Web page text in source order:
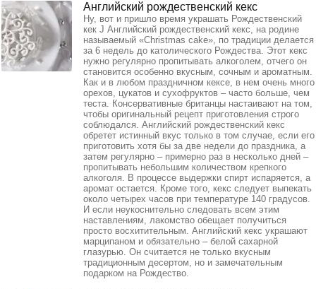
Английский рождественский кекс
Ну, вот и пришло время украшать Рождественский
кек J Английский рождественский кекс, на родине
называемый «Christmas cake», по традиции делается
за 6 недель до католического Рождества. Этот кекс
нужно регулярно пропитывать алкоголем, отчего он
становится особенно вкусным, сочным и ароматным.
Как и в любом праздничном кексе, в нем очень много
орехов, цукатов и сухофруктов – часто больше, чем
теста. Консервативные британцы настаивают на том,
чтобы оригинальный рецепт приготовления строго
соблюдался. Английский рождественский кекс
обретет истинный вкус только в том случае, если его
приготовить хотя бы за две недели до праздника, а
затем регулярно – примерно раз в несколько дней –
пропитывать небольшим количеством крепкого
алкоголя. В процессе выдержки спирт испаряется, а
аромат остается. Кроме того, кекс следует выпекать
около четырех часов при температуре 140 градусов.
И если неукоснительно следовать всем этим
наставлениям, лакомство обещает получиться
просто восхитительным. Английский кекс украшают
марципаном и обязательно – белой сахарной
глазурью. Он считается не только вкусным
традиционным десертом, но и замечательным
подарком на Рождество.